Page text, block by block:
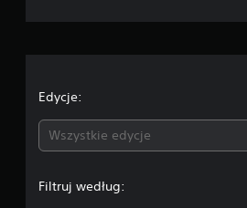
Edycje:
Wszystkie edycje
Filtruj według: